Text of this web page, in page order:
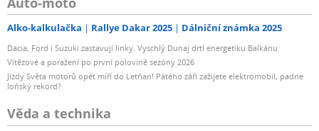
Alko-kalkulačka Rallye Dakar 2025 Dálniční známka 2025
Dacia, Ford i Suzuki zastavují linky. Vyschlý Dunaj drtí energetiku Balkánu
Vítězové a poražení po první polovině sezóny 2026
Jízdy Světa motorů opět míří do Letňan! Pátého září zažijete elektromobil, padne
loňský rekord?
Věda a technika